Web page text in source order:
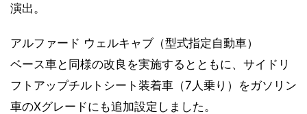
演出。
アルファード ウェルキャブ（型式指定自動車）
ベース車と同様の改良を実施するとともに、サイドリ
フトアップチルトシート装着車（7人乗り）をガソリン
車のXグレードにも追加設定しました。